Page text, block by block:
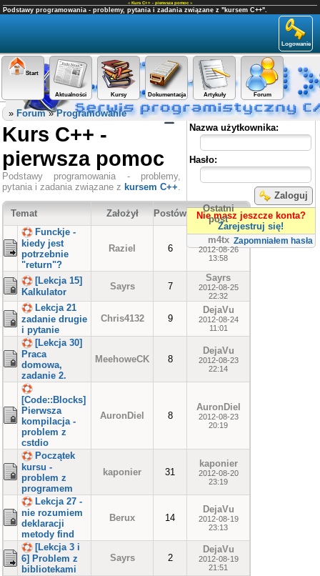
« Kurs C++ - pierwsza pomoc »
Podstawy programowania - problemy, pytania i zadania związane z "kursem C++".
Logowanie
Start
Aktualności Kursy Dokumentacja Artykuły Forum
Panel użytkownika
Nazwa użytkownika:
Hasło:
Zaloguj
Nie masz jeszcze konta?
Zarejestruj się!
Zapomniałem hasła
» Forum»Programowanie
Kurs C++ -
pierwsza pomoc
Podstawy programowania - problemy,
pytania i zadania związane z kursem C++.
Temat Założył Postów
Ostatni
post
Funckje -
kiedy jest
potrzebnie
"return"?
Raziel 6
m4tx
2012-08-26
13:58
[Lekcja 15]
Kalkulator
Sayrs 7
Sayrs
2012-08-25
22:32
Lekcja 21
zadanie drugie
i pytanie
Chris4132 9
DejaVu
2012-08-24
11:01
[Lekcja 30]
Praca
domowa,
zadanie 2.
MeehoweCK 8
DejaVu
2012-08-23
22:14
[Code::Blocks]
Pierwsza
kompilacja -
problem z
cstdio
AuronDiel 8
AuronDiel
2012-08-23
20:19
Początek
kursu -
problem z
programem
kaponier 31
kaponier
2012-08-20
23:19
Lekcja 27 -
nie rozumiem
deklaracji
metody find
Berux 14
DejaVu
2012-08-19
23:13
[Lekcja 3 i
6] Problem z
bibliotekami
Sayrs 2
DejaVu
2012-08-19
21:51